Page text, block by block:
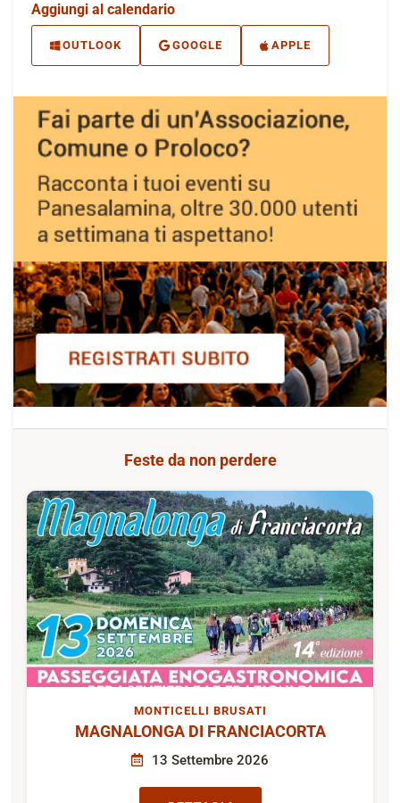
Aggiungi al calendario
OUTLOOK GOOGLE APPLE
Feste da non perdere
MONTICELLI BRUSATI
MAGNALONGA DI FRANCIACORTA
13 Settembre 2026